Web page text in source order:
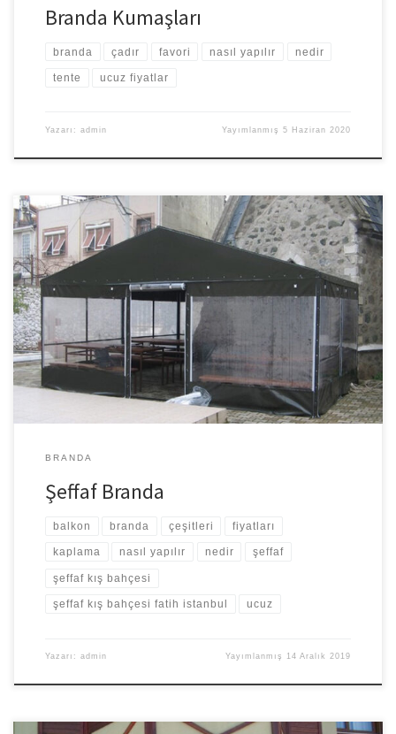
Branda Kumaşları
branda çadır favori nasıl yapılır nedir
tente ucuz fiyatlar
Yazarı: admin Yayımlanmış5 Haziran 2020
Şeffaf Branda Şeffaf branda nedir: Yüzeyi sayesinde her mevsim
kullanılabilen saydam kapama özelliği olan çadır sistemidir. Hızlı
kurulum ve taşıma özelliği vardır. branda kullanıldığı alanlarda, ısı
ve nem yalıtımı sağlar, kullanılan alanları dış etkenlerden korur. Bu
nedenle maliyet azaltıcı etkisi de vardır. Ortamı toz, yağmur ve
sudan koruduğu gibi saydam […]
BRANDA
Şeffaf Branda
balkon branda çeşitleri fiyatları
kaplama nasıl yapılır nedir şeffaf
şeffaf kış bahçesi
şeffaf kış bahçesi fatih istanbul ucuz
Yazarı: admin Yayımlanmış 14 Aralık 2019